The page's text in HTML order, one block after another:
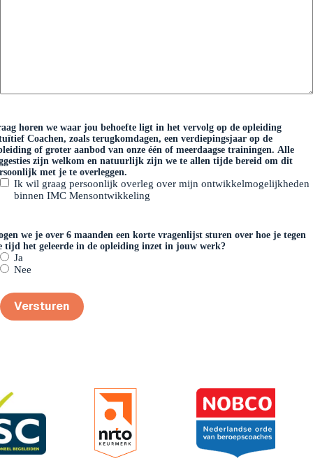
horen we waar jou behoefte ligt in het vervolg op de opleiding
Coachen, zoals terugkomdagen, een verdiepingsjaar op de
of groter aanbod van onze één of meerdaagse trainingen. Alle
zijn welkom en natuurlijk zijn we te allen tijde bereid om dit
met je te overleggen.
Ik wil graag persoonlijk overleg over mijn ontwikkelmogelijkheden
binnen IMC Mensontwikkeling
we je over 6 maanden een korte vragenlijst sturen over hoe je tegen
tijd het geleerde in de opleiding inzet in jouw werk?
Ja
Nee